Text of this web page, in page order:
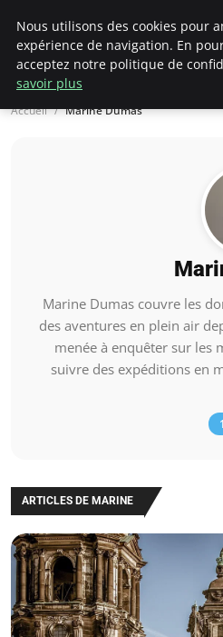
Correze Co
Accueil Marine Dumas
Marine Dumas couvre les
des aventures en plein air
menée à enquêter sur les
suivre des expéditions en
ARTICLES DE MARINE
Nous utilisons des cookies pour
expérience de navigation. En
acceptez notre politique de
savoir plus